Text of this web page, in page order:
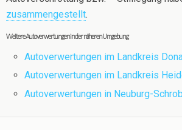
zusammengestellt.
Weitere Autoverwertungen in der näheren Umgebung
Autoverwertungen im Landkreis
Autoverwertungen im Landkreis
Autoverwertungen in Neuburg-